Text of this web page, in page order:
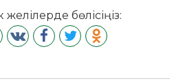
желілерде бөлісіңіз: